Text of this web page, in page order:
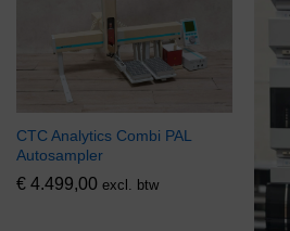
CTC Analytics Combi PAL
Autosampler
€ 4.499,00 excl. btw